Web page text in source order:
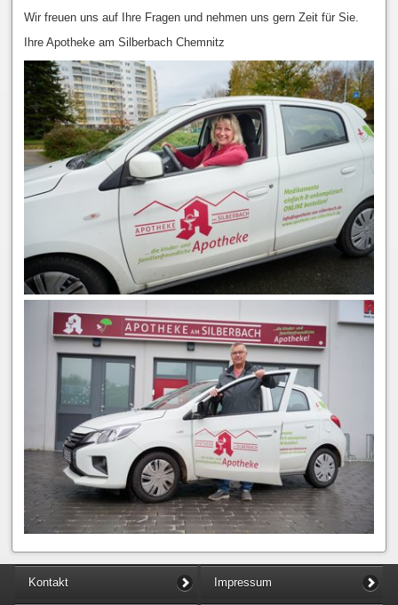
Wir freuen uns auf Ihre Fragen und nehmen uns gern Zeit für Sie.
Ihre Apotheke am Silberbach Chemnitz
Kontakt Impressum